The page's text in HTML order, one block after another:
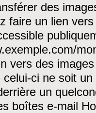
des
faire un lien
vers des
celui-ci ne soit
un
boîtes e-mail